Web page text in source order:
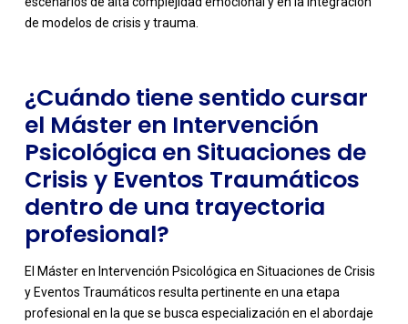
de modelos de crisis y trauma.
¿Cuándo tiene sentido cursar
el Máster en Intervención
Psicológica en Situaciones de
Crisis y Eventos Traumáticos
dentro de una trayectoria
profesional?
El Máster en Intervención Psicológica en Situaciones de Crisis
y Eventos Traumáticos resulta pertinente en una etapa
profesional en la que se busca especialización en el abordaje